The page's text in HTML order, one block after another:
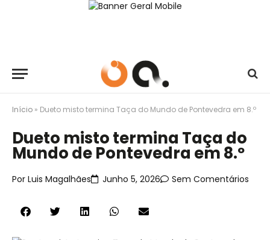
Início » Dueto misto termina Taça do Mundo de Pontevedra em 8.º
Dueto misto termina Taça do
Mundo de Pontevedra em 8.º
Por Luis Magalhães Junho 5, 2026 Sem Comentários